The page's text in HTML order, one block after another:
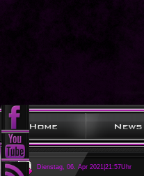
Dienstag, 06. Apr 2021|21:57Uhr